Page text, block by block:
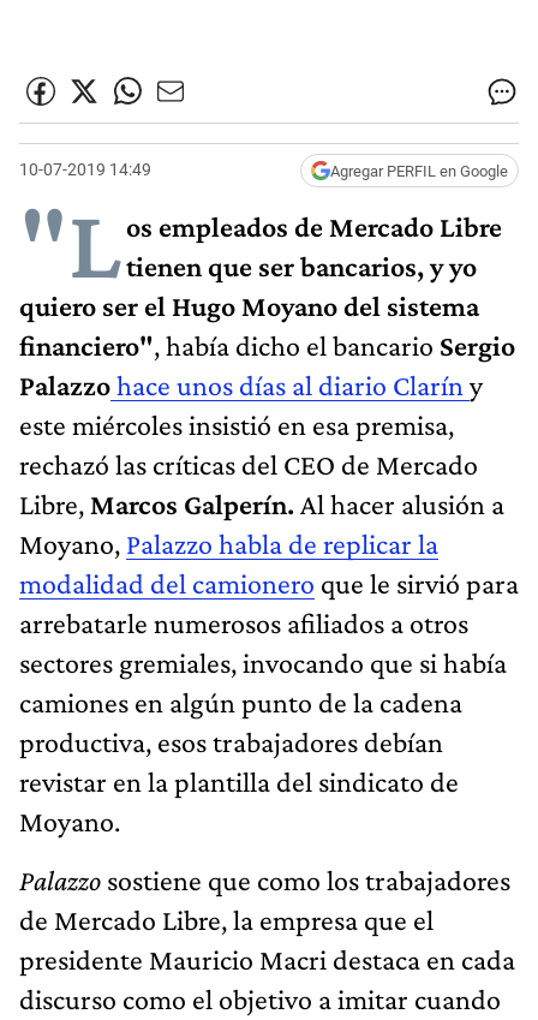
10-07-2019 14:49 Agregar PERFIL en Google
"Los empleados de Mercado Libre
tienen que ser bancarios, y yo
quiero ser el Hugo Moyano del sistema
financiero", había dicho el bancario Sergio
Palazzohace unos días al diario Clarín y
este miércoles insistió en esa premisa,
rechazó las críticas del CEO de Mercado
Libre, Marcos Galperín. Al hacer alusión a
Moyano, Palazzo habla de replicar la
modalidad del camionero que le sirvió para
arrebatarle numerosos afiliados a otros
sectores gremiales, invocando que si había
camiones en algún punto de la cadena
productiva, esos trabajadores debían
revistar en la plantilla del sindicato de
Moyano.
Palazzo sostiene que como los trabajadores
de Mercado Libre, la empresa que el
presidente Mauricio Macri destaca en cada
discurso como el objetivo a imitar cuando